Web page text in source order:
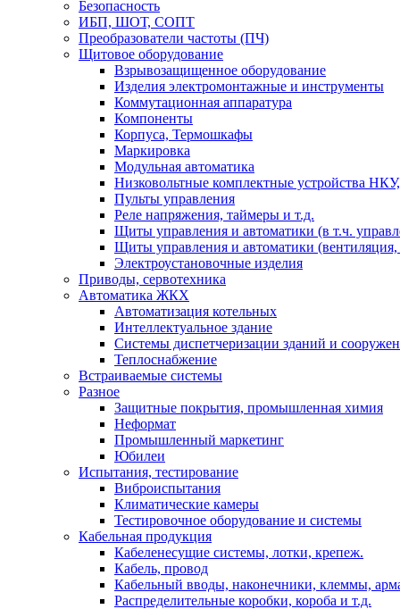
Безопасность
ИБП, ШОТ, СОПТ
Преобразователи частоты (ПЧ)
Щитовое оборудование
Взрывозащищенное оборудование
Изделия электромонтажные и инструменты
Коммутационная аппаратура
Компоненты
Корпуса, Термошкафы
Маркировка
Модульная автоматика
Низковольтные комплектные устройства
Пульты управления
Реле напряжения, таймеры и т.д.
Щиты управления и автоматики (в т.ч.
Щиты управления и автоматики (вентиляция,
Электроустановочные изделия
Приводы, сервотехника
Автоматика ЖКХ
Автоматизация котельных
Интеллектуальное здание
Системы диспетчеризации зданий и
Теплоснабжение
Встраиваемые системы
Разное
Защитные покрытия, промышленная химия
Неформат
Промышленный маркетинг
Юбилеи
Испытания, тестирование
Виброиспытания
Климатические камеры
Тестировочное оборудование и системы
Кабельная продукция
Кабеленесущие системы, лотки, крепеж.
Кабель, провод
Кабельный вводы, наконечники, клеммы,
Распределительные коробки, короба и т.д.